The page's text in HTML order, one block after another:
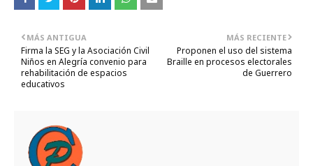
MÁS RECIENTE
Proponen el uso del sistema
Braille en procesos electorales
de Guerrero
MÁS ANTIGUA
Firma la SEG y la Asociación Civil
Niños en Alegría convenio para
rehabilitación de espacios
educativos